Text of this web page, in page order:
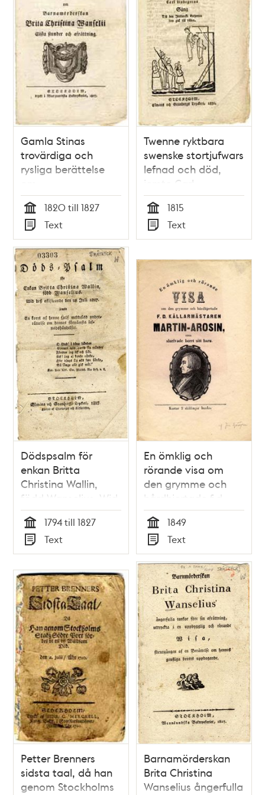
bödelsyxan och
hans porträtt...
Gamla Stinas
trovärdiga och
rysliga berättelse
barnamörderskan
Brita Christina
Wanselii sista
stunder och
afrättning.
Tid
1820 till 1827
Typ
Text
Twenne ryktbara
swenske stortjufwars
lefnad och död,
jemte Carl
Lindegrens gång till
den italienske
betjenten som gid
till döden.
Tid
1815
Typ
Text
Dödspsalm för
enkan Britta
Christina Wallin,
född Wanselius. Wid
dess aflifwande den
28 juli 1827 jemte en
korrt af henne sjelf
meddelad
underrättelse om
hennes förnämsta
lefnadshändelser.
Tid
1794 till 1827
Typ
Text
En ömklig och
rörande visa om
den grymme och
hårdhjertade f.d.
källarmästaren
Martin-Arosin, som
slurfvade borrt [sic]
sitt barn
Tid
1849
Typ
Text
Petter Brenners
sidsta taal, då han
genom Stockholms
Barnamörderskan
Brita Christina
Wanselius ångerfulla